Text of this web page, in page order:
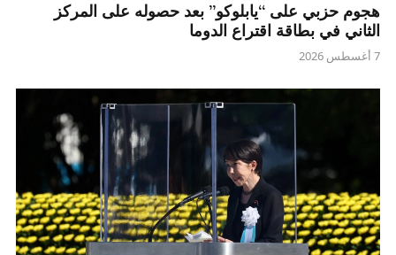
هجوم حزبي على “يابلوكو” بعد حصوله على المركز
الثاني في بطاقة اقتراع الدوما
7 أغسطس 2026